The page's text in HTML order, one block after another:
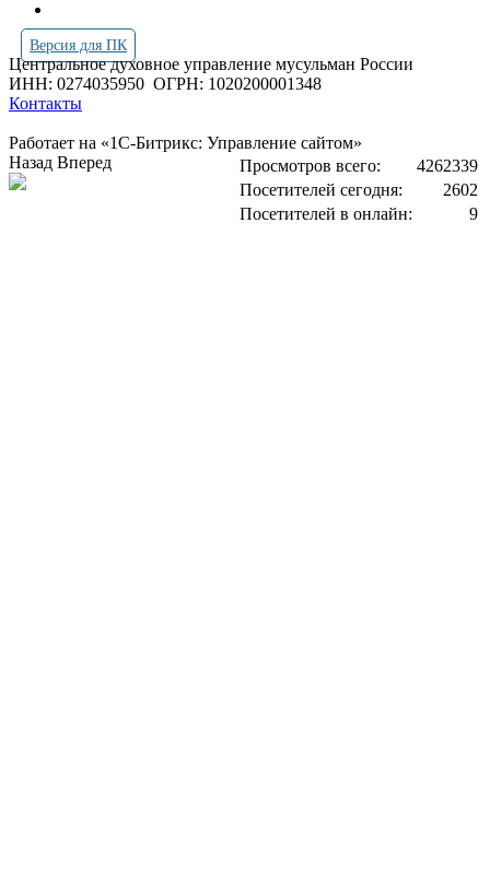
Версия для ПК
Центральное духовное управление мусульман России
ИНН: 0274035950 ОГРН: 1020200001348
Контакты
Работает на «1С-Битрикс: Управление сайтом»
Просмотров всего:
4262339
Посетителей сегодня:
2602
Посетителей в онлайн:
9
Назад Вперед